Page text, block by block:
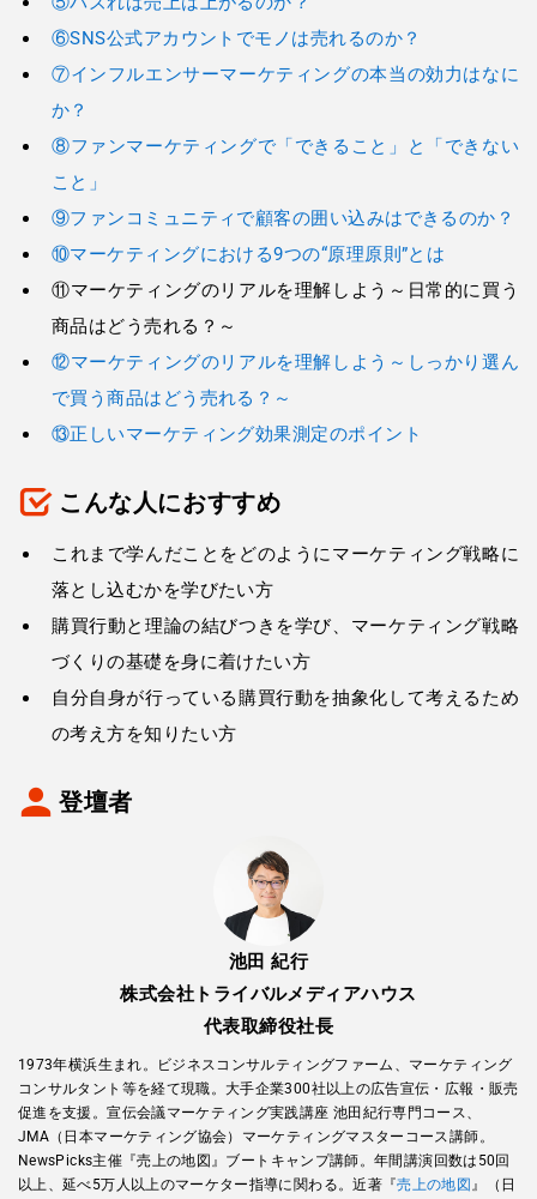
⑥SNS公式アカウントでモノは売れるのか？
⑦インフルエンサーマーケティングの本当の効力はなに
か？
⑧ファンマーケティングで「できること」と「できない
こと」
⑨ファンコミュニティで顧客の囲い込みはできるのか？
⑩マーケティングにおける9つの“原理原則”とは
⑪マーケティングのリアルを理解しよう～日常的に買う
商品はどう売れる？～
⑫マーケティングのリアルを理解しよう～しっかり選ん
で買う商品はどう売れる？～
⑬正しいマーケティング効果測定のポイント
こんな人におすすめ
これまで学んだことをどのようにマーケティング戦略に
落とし込むかを学びたい方
購買行動と理論の結びつきを学び、マーケティング戦略
づくりの基礎を身に着けたい方
自分自身が行っている購買行動を抽象化して考えるため
の考え方を知りたい方
登壇者
池田 紀行
株式会社トライバルメディアハウス
代表取締役社長
1973年横浜生まれ。ビジネスコンサルティングファーム、マーケティング
コンサルタント等を経て現職。大手企業300社以上の広告宣伝・広報・販売
促進を支援。宣伝会議マーケティング実践講座 池田紀行専門コース、
JMA（日本マーケティング協会）マーケティングマスターコース講師。
NewsPicks主催『売上の地図』ブートキャンプ講師。年間講演回数は50回
以上、延べ5万人以上のマーケター指導に関わる。近著『売上の地図 』（日